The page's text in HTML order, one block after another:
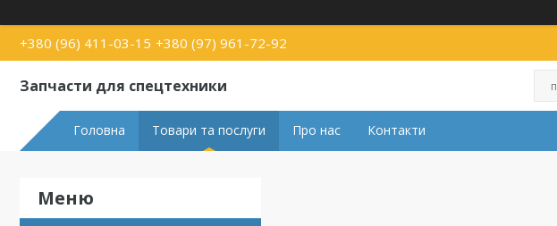
+380 (96) 411-03-15 +380 (97) 961-72-92
Запчасти для спецтехники
Головна Товари та послуги Про нас Контакти